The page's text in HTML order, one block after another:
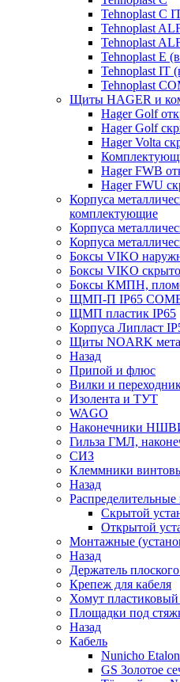
Tehnoplast C
Tehnoplast
Tehnoplast
Tehnoplast E
Tehnoplast IT
Tehnoplast
Щиты HAGER и
Hager Golf
Hager Golf
Hager Volta
Hager FWB
Hager FWU
Корпуса
комплектующие
Корпуса
Корпуса
Боксы VIKO
Боксы VIKO
Боксы КМПН,
ЩМП-П IP65
ЩМП пластик IP65
Корпуса Липласт
Щиты NOARK
Назад
Припой и флюс
Вилки и
Изолента и ТУТ
WAGO
Наконечники
Гильза ГМЛ,
СИЗ
Клеммники
Назад
Распределительные
Скрытой
Открытой
Монтажные
Назад
Держатель
Крепеж для кабеля
Хомут пластиковый
Площадки под
Назад
Кабель
Nunicho
GS Золотое